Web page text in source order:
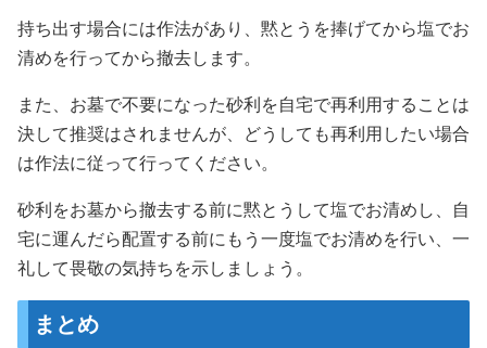
持ち出す場合には作法があり、黙とうを捧げてから塩でお
清めを行ってから撤去します。
また、お墓で不要になった砂利を自宅で再利用することは
決して推奨はされませんが、どうしても再利用したい場合
は作法に従って行ってください。
砂利をお墓から撤去する前に黙とうして塩でお清めし、自
宅に運んだら配置する前にもう一度塩でお清めを行い、一
礼して畏敬の気持ちを示しましょう。
まとめ